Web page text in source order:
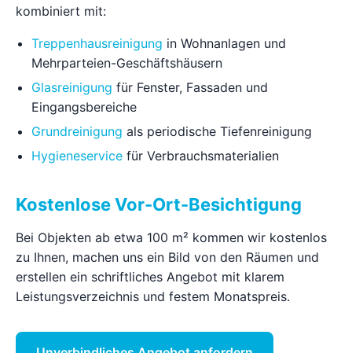
kombiniert mit:
Treppenhausreinigung in Wohnanlagen und
Mehrparteien-Geschäftshäusern
Glasreinigung für Fenster, Fassaden und
Eingangsbereiche
Grundreinigung als periodische Tiefenreinigung
Hygieneservice für Verbrauchsmaterialien
Kostenlose Vor-Ort-Besichtigung
Bei Objekten ab etwa 100 m² kommen wir kostenlos
zu Ihnen, machen uns ein Bild von den Räumen und
erstellen ein schriftliches Angebot mit klarem
Leistungsverzeichnis und festem Monatspreis.